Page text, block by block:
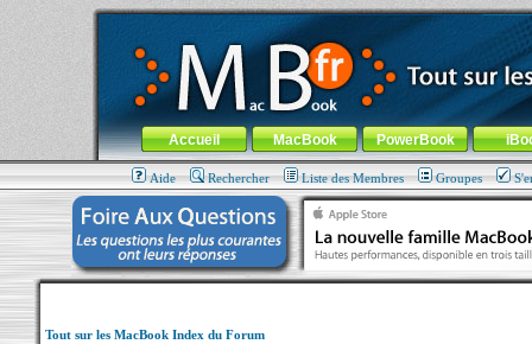
MacBook-fr.com : 100% Apple... 100% nomade !
Aller au contenu-Aller au menu général-Aller au menu de
Menu général
Accueil MacBook PowerBook
Aide Rechercher Liste des Membres Groupes
Tout sur les MacBook Index du Forum